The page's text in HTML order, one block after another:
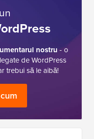
nostru - o
de WordPress
trebui să le aibă!